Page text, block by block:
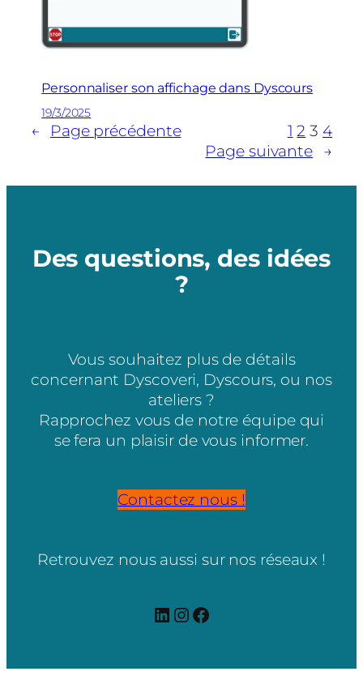
Personnaliser son affichage dans Dyscours
19/3/2025
← Page précédente 1 2 3 4
Page suivante
→
Des questions, des idées
?
Vous souhaitez plus de détails
concernant Dyscoveri, Dyscours, ou nos
ateliers ?
Rapprochez vous de notre équipe qui
se fera un plaisir de vous informer.
Contactez nous !
Retrouvez nous aussi sur nos réseaux !
LinkedIn
Instagram
Facebook